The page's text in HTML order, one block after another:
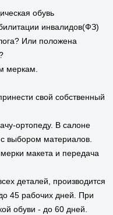
обувь
инвалидов(ФЗ)
Или положена
меркам.
свой собственный
ортопеду. В салоне
выбором материалов.
макета и передача
деталей, производится
45 рабочих дней. При
обуви - до 60 дней.